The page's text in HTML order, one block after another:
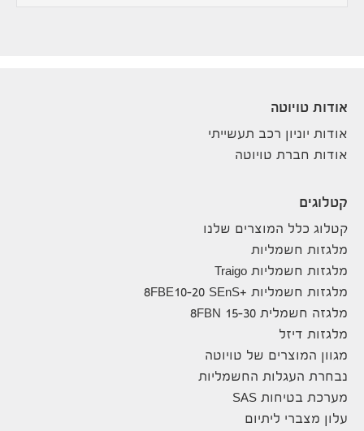
אודות טויוטה
אודות יוניון רכב תעשייתי
אודות חברת טויוטה
קטלוגים
קטלוג כלל המוצרים שלנו
מלגזות חשמליות
מלגזות חשמליות Traigo
מלגזות חשמליות +8FBE10-20 SEnS
מלגזה חשמלית 8FBN 15-30
מלגזות דיזל
מגוון המוצרים של טויוטה
נבחרת העגלות החשמליות
מערכת בטיחות SAS
עלון מצברי ליתיום